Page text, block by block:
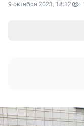
9 октября 2023, 18:12